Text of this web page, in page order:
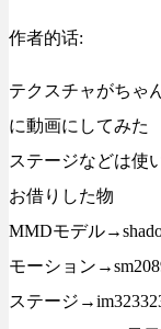
作者的话:
テクスチャがちゃ
に動画にしてみた
ステージなどは使
お借りした物
MMDモデル
モーション
ステージ